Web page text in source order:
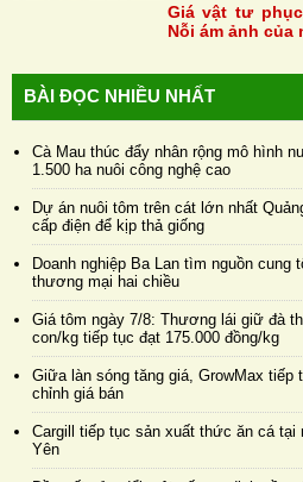
Giá vật tư
Nỗi ám ảnh của
BÀI ĐỌC NHIỀU NHẤT
Cà Mau thúc đẩy nhân rộng mô hình
1.500 ha nuôi công nghệ cao
Dự án nuôi tôm trên cát lớn nhất
cấp điện để kịp thả giống
Doanh nghiệp Ba Lan tìm nguồn
thương mại hai chiều
Giá tôm ngày 7/8: Thương lái giữ đà
con/kg tiếp tục đạt 175.000 đồng/kg
Giữa làn sóng tăng giá, GrowMax tiếp
chỉnh giá bán
Cargill tiếp tục sản xuất thức ăn cá tại
Yên